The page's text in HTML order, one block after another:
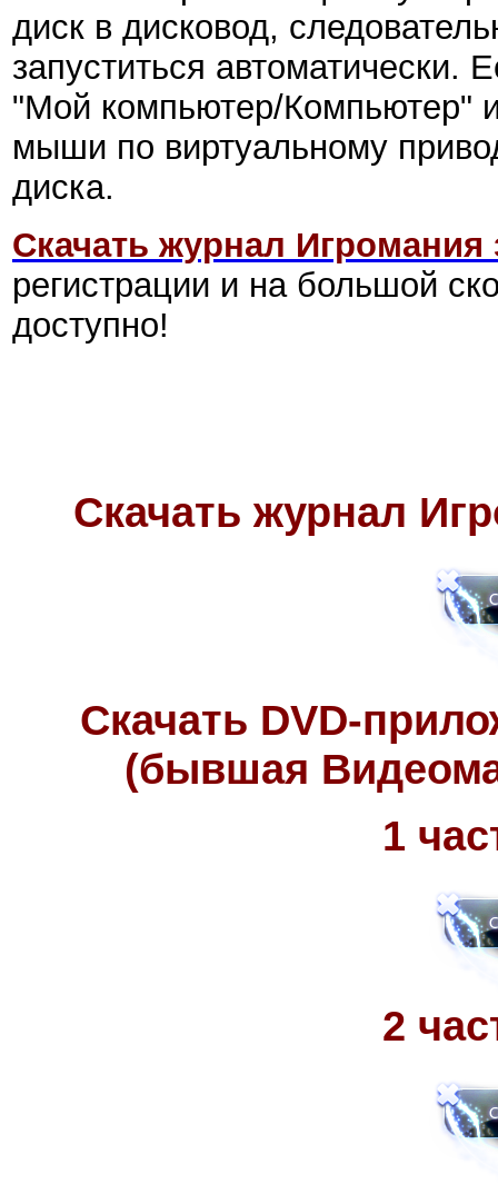
диск в дисковод,
запуститься автоматически.
"Мой компьютер/Компьютер"
мыши по виртуальному
диска.
Скачать журнал Игромания
регистрации и на большой
доступно!
Скачать журнал
Скачать DVD-
(бывшая
1
2